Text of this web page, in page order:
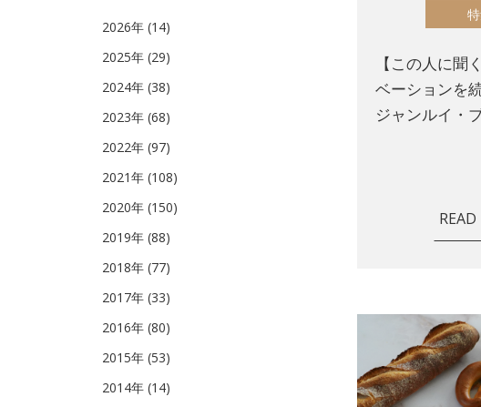
【この人に聞
ベーションを
ジャンルイ・
2026年 (14)
2025年 (29)
2024年 (38)
2023年 (68)
2022年 (97)
2021年 (108)
2020年 (150)
2019年 (88)
2018年 (77)
2017年 (33)
2016年 (80)
2015年 (53)
2014年 (14)